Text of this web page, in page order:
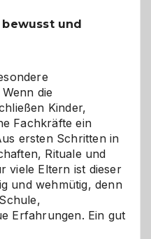
und
die
Kinder,
Fachkräfte ein
ersten Schritten in
Rituale und
viele Eltern ist dieser
und wehmütig, denn
Erfahrungen. Ein gut